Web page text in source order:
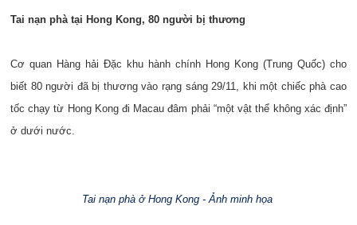
Tai nạn phà tại Hong Kong, 80 người bị thương
Cơ quan Hàng hải Đặc khu hành chính Hong Kong (Trung Quốc) cho
biết 80 người đã bị thương vào rạng sáng 29/11, khi một chiếc phà cao
tốc chạy từ Hong Kong đi Macau đâm phải “một vật thể không xác định”
ở dưới nước.
Tai nạn phà ở Hong Kong - Ảnh minh họa